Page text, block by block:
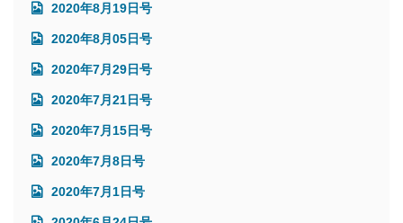
2020年8月19日号
2020年8月05日号
2020年7月29日号
2020年7月21日号
2020年7月15日号
2020年7月8日号
2020年7月1日号